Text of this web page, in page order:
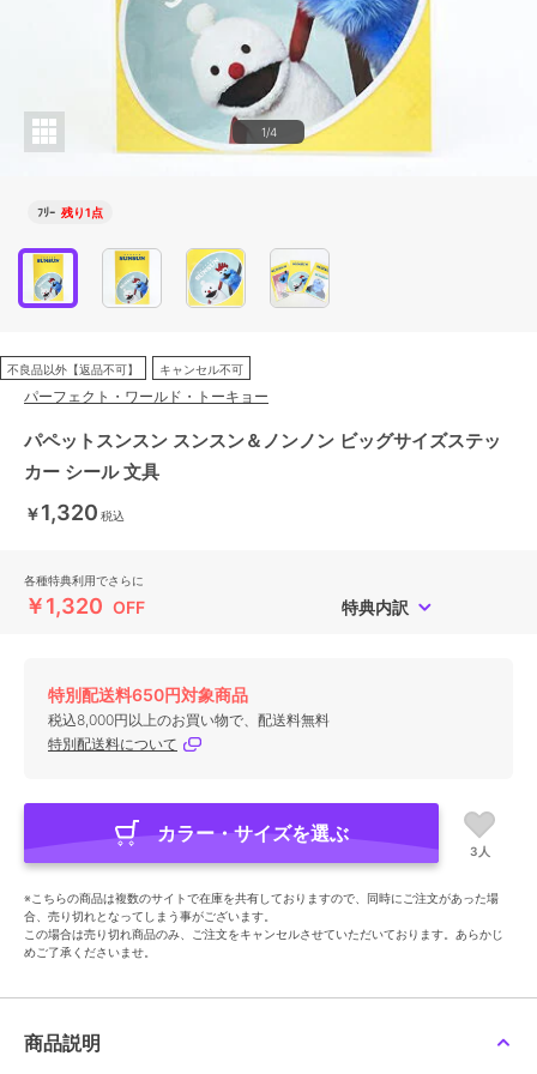
1/4
ﾌﾘｰ 残り1点
不良品以外【返品不可】 キャンセル不可
パーフェクト・ワールド・トーキョー
パペットスンスン スンスン＆ノンノン ビッグサイズステッ
カー シール 文具
￥1,320 税込
各種特典利用でさらに
￥1,320 OFF 特典内訳
特別配送料650円対象商品
税込8,000円以上のお買い物で、配送料無料
特別配送料について
カラー・サイズを選ぶ
3人
※こちらの商品は複数のサイトで在庫を共有しておりますので、同時にご注文があった場
合、売り切れとなってしまう事がございます。
この場合は売り切れ商品のみ、ご注文をキャンセルさせていただいております。あらかじ
めご了承くださいませ。
商品説明